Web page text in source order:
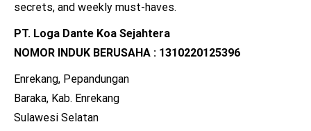
secrets, and weekly must-haves.
PT. Loga Dante Koa Sejahtera
NOMOR INDUK BERUSAHA : 1310220125396
Enrekang, Pepandungan
Baraka, Kab. Enrekang
Sulawesi Selatan